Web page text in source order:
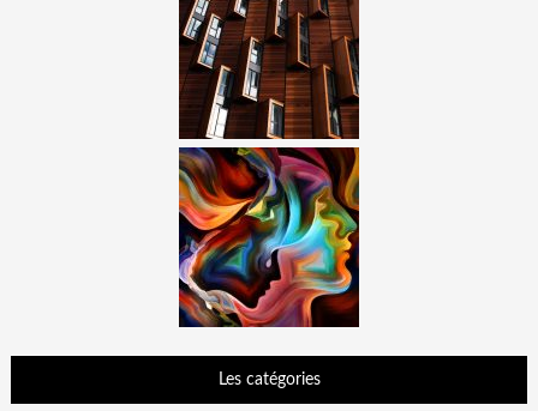
Les catégories